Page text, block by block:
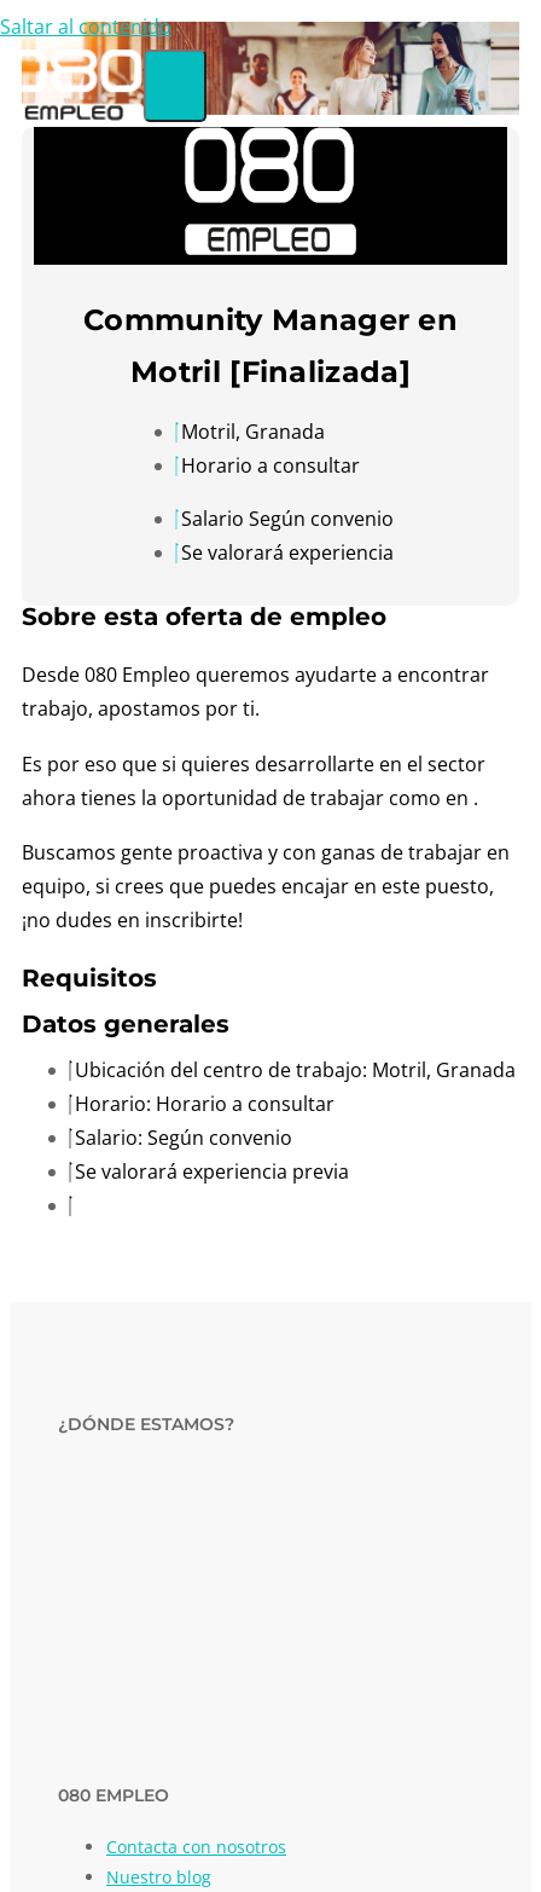
Saltar al contenido
Community Manager en
Motril [Finalizada]
Motril, Granada
Horario a consultar
Salario Según convenio
Se valorará experiencia
Sobre esta oferta de empleo
Desde 080 Empleo queremos ayudarte a encontrar
trabajo, apostamos por ti.
Es por eso que si quieres desarrollarte en el sector
ahora tienes la oportunidad de trabajar como en .
Buscamos gente proactiva y con ganas de trabajar en
equipo, si crees que puedes encajar en este puesto,
¡no dudes en inscribirte!
Requisitos
Datos generales
Ubicación del centro de trabajo: Motril, Granada
Horario: Horario a consultar
Salario: Según convenio
Se valorará experiencia previa
¿DÓNDE ESTAMOS?
080 EMPLEO
Contacta con nosotros
Nuestro blog